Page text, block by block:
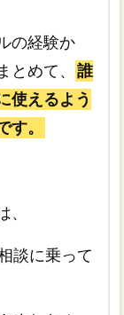
の経験か
とめて、
誰
使えるよう
す。
、
談に乗って